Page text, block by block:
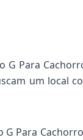
G Para
um local
G Para